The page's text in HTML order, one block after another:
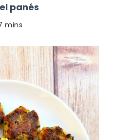
panés
mins